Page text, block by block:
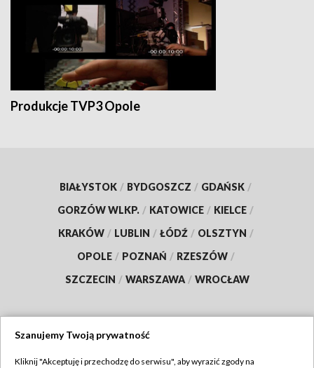
Produkcje TVP3 Opole
BIAŁYSTOK / BYDGOSZCZ / GDAŃSK /
GORZÓW WLKP. / KATOWICE / KIELCE /
KRAKÓW / LUBLIN / ŁÓDŹ / OLSZTYN /
OPOLE / POZNAŃ / RZESZÓW /
SZCZECIN / WARSZAWA / WROCŁAW
Szanujemy Twoją prywatność
Kliknij "Akceptuję i przechodzę do serwisu", aby wyrazić zgody na